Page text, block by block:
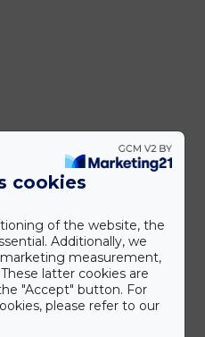
ajánljuk
cookies
of the website, the
Additionally, we
measurement,
latter cookies are
"Accept" button. For
please refer to our